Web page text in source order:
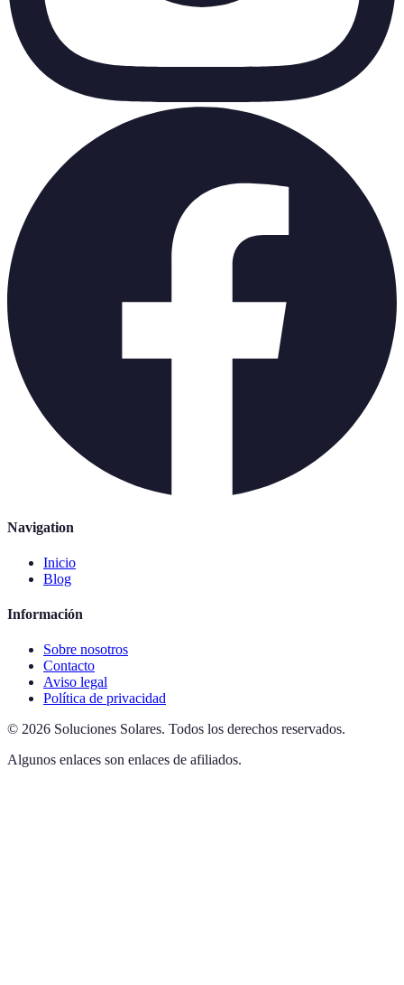
Navigation
Inicio
Blog
Información
Sobre nosotros
Contacto
Aviso legal
Política de privacidad
© 2026 Soluciones Solares. Todos los derechos reservados.
Algunos enlaces son enlaces de afiliados.